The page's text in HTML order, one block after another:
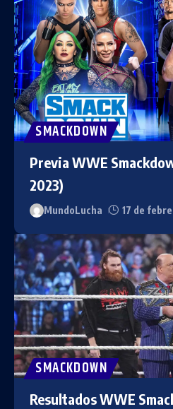
SMACKDOWN
Previa WWE
2023)
MundoLucha 17 de
SMACKDOWN
Resultados WWE